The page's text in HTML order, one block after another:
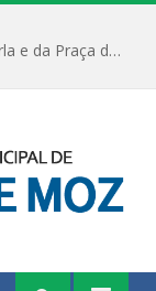
Últimos detalhes para a entrega da nova Orla e da Praça do Praião